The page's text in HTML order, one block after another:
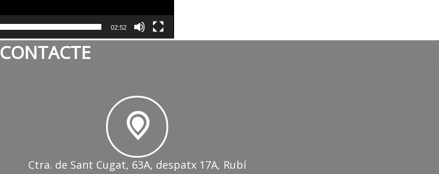
02:52
CONTACTE
Ctra. de Sant Cugat, 63A, despatx 17A, Rubí